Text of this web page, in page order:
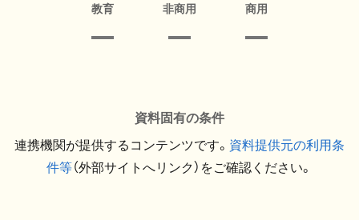
教育 非商用 商用
資料固有の条件
連携機関が提供するコンテンツです。 資料提供元の利用条
件等（外部サイトへリンク）をご確認ください。